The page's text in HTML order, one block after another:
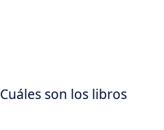
son los libros